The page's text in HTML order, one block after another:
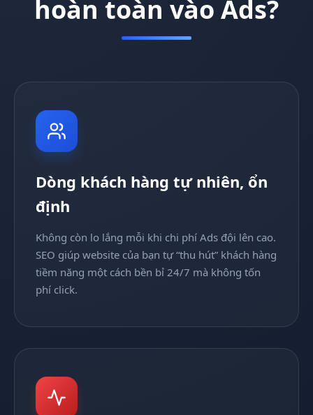
hoàn toàn vào Ads?
Dòng khách hàng tự nhiên, ổn
định
Không còn lo lắng mỗi khi chi phí Ads đội lên cao.
SEO giúp website của bạn tự “thu hút” khách hàng
tiềm năng một cách bền bỉ 24/7 mà không tốn
phí click.